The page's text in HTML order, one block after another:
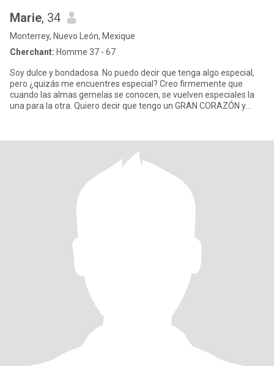
Marie, 34
Monterrey, Nuevo León, Mexique
Cherchant: Homme 37 - 67
Soy dulce y bondadosa. No puedo decir que tenga algo especial,
pero ¿quizás me encuentres especial? Creo firmemente que
cuando las almas gemelas se conocen, se vuelven especiales la
una para la otra. Quiero decir que tengo un GRAN CORAZÓN y